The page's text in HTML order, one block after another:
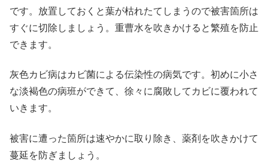
です。放置しておくと葉が枯れたてしまうので被害箇所は
すぐに切除しましょう。重曹水を吹きかけると繁殖を防止
できます。
灰色カビ病はカビ菌による伝染性の病気です。初めに小さ
な淡褐色の病班ができて、徐々に腐敗してカビに覆われて
いきます。
被害に遭った箇所は速やかに取り除き、薬剤を吹きかけて
蔓延を防ぎましょう。